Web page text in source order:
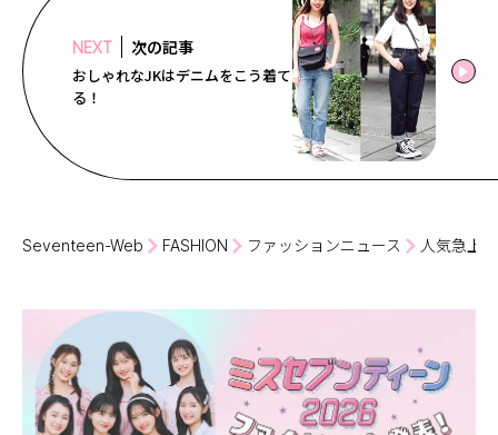
NEXT 次の記事
おしゃれなJKはデニムをこう着て
る！
Seventeen-Web FASHION ファッションニュース 人気急上